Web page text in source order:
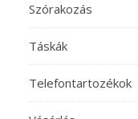
Szórakozás
Táskák
Telefontartozékok